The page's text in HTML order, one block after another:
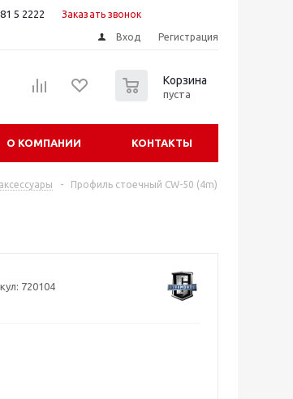
5 2222 Заказать звонок
Вход Регистрация
Корзина
пуста
О КОМПАНИИ КОНТАКТЫ
- Профиль стоечный CW-50 (4m)
720104